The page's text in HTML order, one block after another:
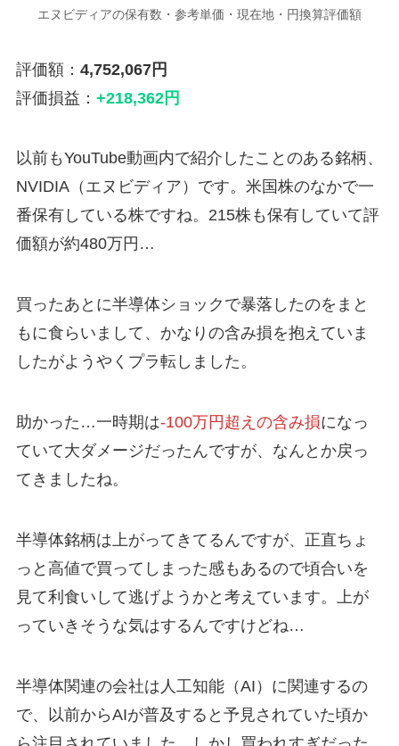
エヌビディアの保有数・参考単価・現在地・円換算評価額
評価額： 4,752,067円
評価損益： +218,362円
以前もYouTube動画内で紹介したことのある銘柄、
NVIDIA（エヌビディア）です。米国株のなかで一
番保有している株ですね。215株も保有していて評
価額が約480万円…
買ったあとに半導体ショックで暴落したのをまと
もに食らいまして、かなりの含み損を抱えていま
したがようやくプラ転しました。
助かった…一時期は-100万円超えの含み損になっ
ていて大ダメージだったんですが、なんとか戻っ
てきましたね。
半導体銘柄は上がってきてるんですが、正直ちょ
っと高値で買ってしまった感もあるので頃合いを
見て利食いして逃げようかと考えています。上が
っていきそうな気はするんですけどね…
半導体関連の会社は人工知能（AI）に関連するの
で、以前からAIが普及すると予見されていた頃か